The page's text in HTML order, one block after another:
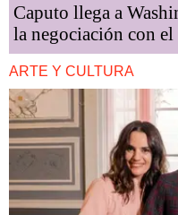
Caputo llega a
la negociación con
ARTE Y CULTURA